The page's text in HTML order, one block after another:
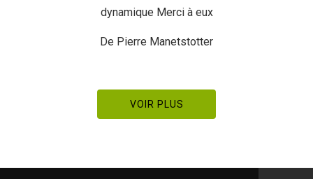
dynamique Merci à eux
De Pierre Manetstotter
VOIR PLUS